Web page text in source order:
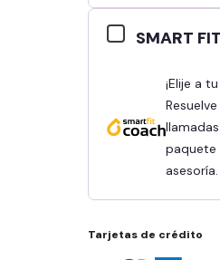
SMART
¡Elije a tu profesor o nutriólogo, establece tus objetivos y obtén mejores resultados!
paquete
asesoría.
Tarjetas de crédito